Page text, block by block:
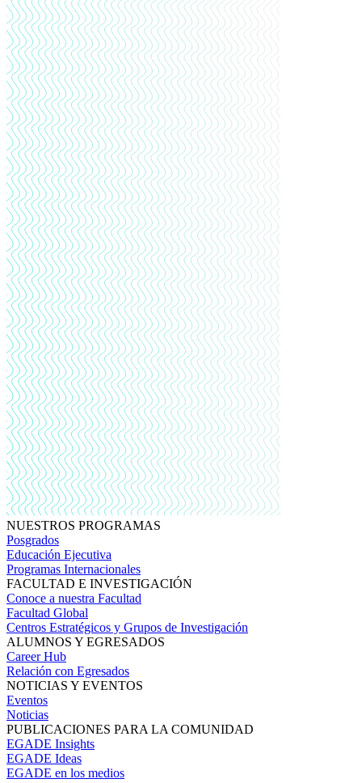
NUESTROS PROGRAMAS
Posgrados
Educación Ejecutiva
Programas Internacionales
FACULTAD E INVESTIGACIÓN
Conoce a nuestra Facultad
Facultad Global
Centros Estratégicos y Grupos de Investigación
ALUMNOS Y EGRESADOS
Career Hub
Relación con Egresados
NOTICIAS Y EVENTOS
Eventos
Noticias
PUBLICACIONES PARA LA COMUNIDAD
EGADE Insights
EGADE Ideas
EGADE en los medios